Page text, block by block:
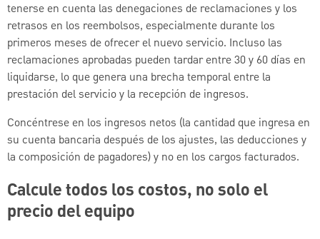
tenerse en cuenta las denegaciones de reclamaciones y los
retrasos en los reembolsos, especialmente durante los
primeros meses de ofrecer el nuevo servicio. Incluso las
reclamaciones aprobadas pueden tardar entre 30 y 60 días en
liquidarse, lo que genera una brecha temporal entre la
prestación del servicio y la recepción de ingresos.
Concéntrese en los ingresos netos (la cantidad que ingresa en
su cuenta bancaria después de los ajustes, las deducciones y
la composición de pagadores) y no en los cargos facturados.
Calcule todos los costos, no solo el
precio del equipo